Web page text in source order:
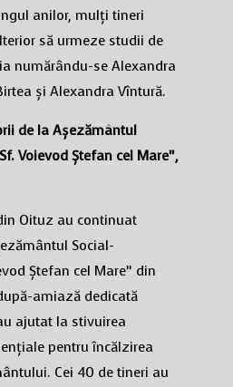
anilor, mulți tineri
să urmeze studii de
numărându-se Alexandra
și Alexandra Vîntură.
de la Așezământul
Voievod Ștefan cel Mare”,
Oituz au continuat
Social-
Ștefan cel Mare” din
amiază dedicată
ajutat la stivuirea
pentru încălzirea
Cei 40 de tineri au